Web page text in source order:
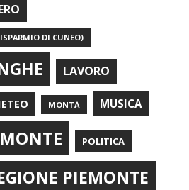
DI CUNEO)
LAVORO
MONTÀ MUSICA
POLITICA
PIEMONTE